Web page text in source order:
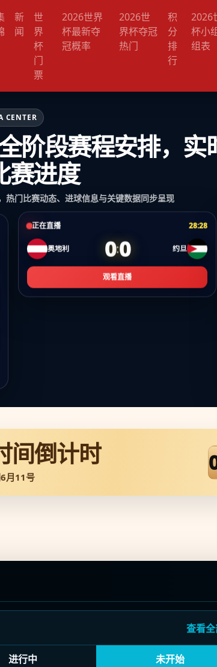
新
闻
世
界
杯
门
票
2026世界
杯最新夺
冠概率
2026世
界杯夺冠
热门
积
分
排
行
2026
杯小
组表
CENTER
阶段赛程安排，实
赛进度
热门比赛动态、进球信息与关键数据同步呈现
正在直播 28:28
奥地利 0:0 约旦
观看直播
间倒计时
月11号
查看
进行中 未开始